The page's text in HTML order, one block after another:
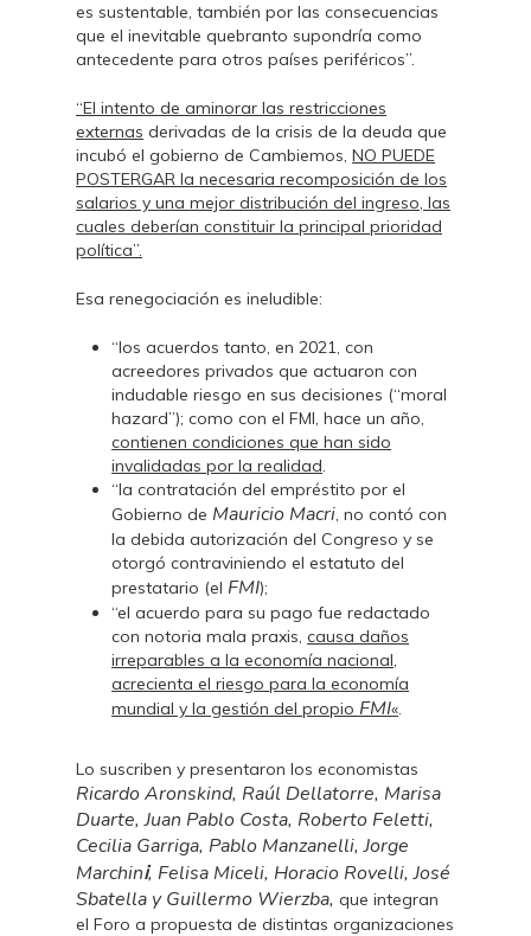
es sustentable, también por las consecuencias
que el inevitable quebranto supondría como
antecedente para otros países periféricos”.
“El intento de aminorar las restricciones
externas derivadas de la crisis de la deuda que
incubó el gobierno de Cambiemos,NO PUEDE
POSTERGAR la necesaria recomposición de los
salarios y una mejor distribución del ingreso, las
cuales deberían constituir la principal prioridad
política”.
Esa renegociación es ineludible:
“los acuerdos tanto, en 2021, con
acreedores privados que actuaron con
indudable riesgo en sus decisiones (“moral
hazard”); como con el FMI, hace un año,
contienen condiciones que han sido
invalidadas por la realidad.
“la contratación del empréstito por el
Gobierno de Mauricio Macri, no contó con
la debida autorización del Congreso y se
otorgó contraviniendo el estatuto del
prestatario (el FMI);
“el acuerdo para su pago fue redactado
con notoria mala praxis,causa daños
irreparables a la economía nacional,
acrecienta el riesgo para la economía
mundial y la gestión del propio FMI«.
Lo suscriben y presentaron los economistas
Ricardo Aronskind, Raúl Dellatorre, Marisa
Duarte, Juan Pablo Costa, Roberto Feletti,
Cecilia Garriga, Pablo Manzanelli, Jorge
Marchini, Felisa Miceli, Horacio Rovelli, José
Sbatella y Guillermo Wierzba,que integran
el Foro a propuesta de distintas organizaciones